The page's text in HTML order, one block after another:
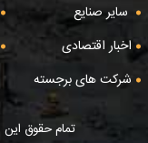
سایر صنایع
اخبار اقتصادی
شرکت های برجسته
تمام حقوق